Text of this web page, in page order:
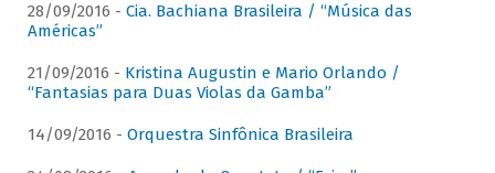
28/09/2016 - Cia. Bachiana Brasileira / “Música das
Américas”
21/09/2016 - Kristina Augustin e Mario Orlando /
“Fantasias para Duas Violas da Gamba”
14/09/2016 - Orquestra Sinfônica Brasileira